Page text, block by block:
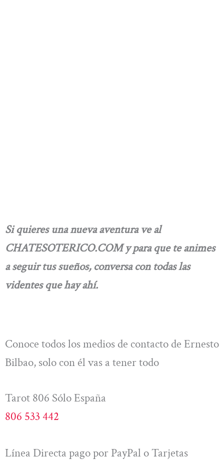
Si quieres una nueva aventura ve al
CHATESOTERICO.COM y para que te animes
a seguir tus sueños, conversa con todas las
videntes que hay ahí.
Conoce todos los medios de contacto de Ernesto
Bilbao, solo con él vas a tener todo
Tarot 806 Sólo España
806 533 442
Línea Directa pago por PayPal o Tarjetas